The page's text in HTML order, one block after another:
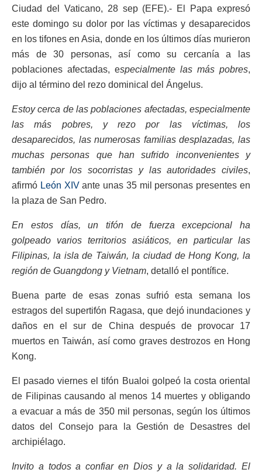
Ciudad del Vaticano, 28 sep (EFE).- El Papa expresó
este domingo su dolor por las víctimas y desaparecidos
en los tifones en Asia, donde en los últimos días murieron
más de 30 personas, así como su cercanía a las
poblaciones afectadas, especialmente las más pobres,
dijo al término del rezo dominical del Ángelus.
Estoy cerca de las poblaciones afectadas, especialmente
las más pobres, y rezo por las víctimas, los
desaparecidos, las numerosas familias desplazadas, las
muchas personas que han sufrido inconvenientes y
también por los socorristas y las autoridades civiles,
afirmó León XIVante unas 35 mil personas presentes en
la plaza de San Pedro.
En estos días, un tifón de fuerza excepcional ha
golpeado varios territorios asiáticos, en particular las
Filipinas, la isla de Taiwán, la ciudad de Hong Kong, la
región de Guangdong y Vietnam, detalló el pontífice.
Buena parte de esas zonas sufrió esta semana los
estragos del supertifón Ragasa, que dejó inundaciones y
daños en el sur de China después de provocar 17
muertos en Taiwán, así como graves destrozos en Hong
Kong.
El pasado viernes el tifón Bualoi golpeó la costa oriental
de Filipinas causando al menos 14 muertes y obligando
a evacuar a más de 350 mil personas, según los últimos
datos del Consejo para la Gestión de Desastres del
archipiélago.
Invito a todos a confiar en Dios y a la solidaridad. El